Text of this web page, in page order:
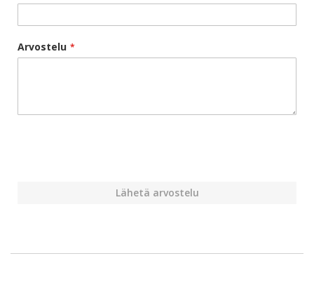
Arvostelu
Lähetä arvostelu